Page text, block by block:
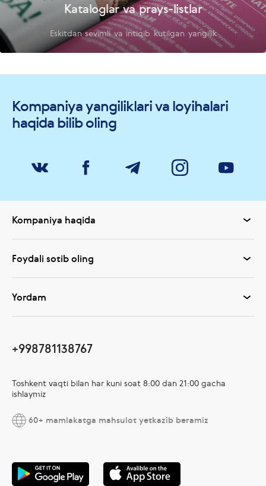
Kataloglar va prays-listlar
Eskitdan sevimli va intiqib kutilgan yangilik
Kompaniya yangiliklari va loyihalari
haqida bilib oling
Kompaniya haqida
Foydali sotib oling
Yordam
+998781138767
Toshkent vaqti bilan har kuni soat 8:00 dan 21:00 gacha
ishlaymiz
60+ mamlakatga mahsulot yetkazib beramiz